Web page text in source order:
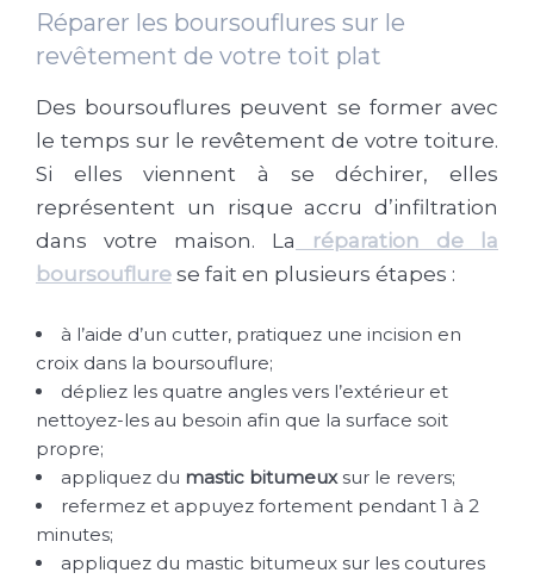
Réparer les boursouflures sur le
revêtement de votre toit plat
Des boursouflures peuvent se former avec
le temps sur le revêtement de votre toiture.
Si elles viennent à se déchirer, elles
représentent un risque accru d’infiltration
dans votre maison. La réparation de la
boursouflure se fait en plusieurs étapes :
à l’aide d’un cutter, pratiquez une incision en
croix dans la boursouflure;
dépliez les quatre angles vers l’extérieur et
nettoyez-les au besoin afin que la surface soit
propre;
appliquez du mastic bitumeuxsur le revers;
refermez et appuyez fortement pendant 1 à 2
minutes;
appliquez du mastic bitumeux sur les coutures